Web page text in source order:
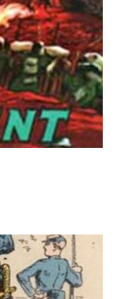
- assumed
version of PHP)